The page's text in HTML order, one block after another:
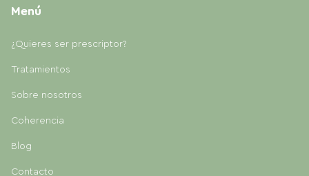
Menú
¿Quieres ser prescriptor?
Tratamientos
Sobre nosotros
Coherencia
Blog
Contacto